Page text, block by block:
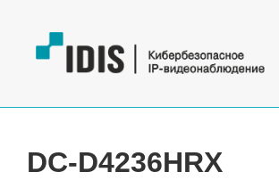
DC-D4236HRX